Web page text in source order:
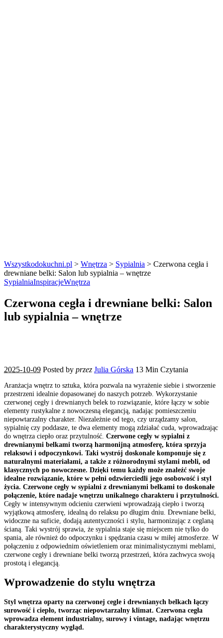
Wszystkodokuchni.pl > Wnętrza > Sypialnia > Czerwona cegła i
drewniane belki: Salon lub sypialnia – wnętrze
SypialniaInspiracjeWnętrza
Czerwona cegła i drewniane belki: Salon
lub sypialnia – wnętrze
2025-10-09 Posted by przez Julia Górska 13 Min Czytania
Aranżacja wnętrz to sztuka, która pozwala na wyrażenie siebie i stworzenie
przestrzeni idealnie dopasowanej do naszych potrzeb. Wykorzystanie
czerwonej cegły i drewnianych belek to rozwiązanie, które łączy w sobie
elementy rustykalne z nowoczesną elegancją, nadając pomieszczeniu
niepowtarzalny charakter. Niezależnie od tego, czy urządzamy salon,
sypialnię czy poddasze, te dwa elementy mogą zdziałać cuda, wprowadzając
do wnętrza ciepło oraz przytulność. Czerwone cegły w sypialni z
drewnianymi belkami tworzą harmonijną atmosferę, która sprzyja
relaksowi i odpoczynkowi. Taki wystrój doskonale komponuje się z
naturalnymi materiałami, a także z różnorodnymi stylami mebli, od
klasycznych po nowoczesne. Dzięki temu każdy może znaleźć swoje
idealne rozwiązanie, które w pełni odzwierciedli jego osobowość i styl
życia. Czerwone cegły w sypialni z drewnianymi belkami to doskonałe
połączenie, które nadaje wnętrzu unikalnego charakteru i przytulności.
Cegły w intensywnym odcieniu czerwieni wprowadzają ciepło i tworzą
wyjątkową atmosferę, idealną do relaksu po długim dniu. Drewniane belki,
widoczne na suficie, dodają autentyczności i stylu, harmonizując z ceglaną
ścianą. Taki wystrój sprawia, że sypialnia staje się miejscem nie tylko do
spania, ale również do odpoczynku i spędzania czasu w miłej atmosferze. W
połączeniu z odpowiednim oświetleniem oraz minimalistycznymi meblami,
czerwone cegły i drewniane belki tworzą przestrzeń, która zachwyca swoją
prostotą i elegancją.
Wprowadzenie do stylu wnętrza
Styl wnętrza oparty na czerwonej cegle i drewnianych belkach łączy
surowość i ciepło, tworząc niepowtarzalny klimat. Czerwona cegła
wprowadza element industrialny, surowy i vintage, nadając wnętrzu
charakterystyczny wygląd.